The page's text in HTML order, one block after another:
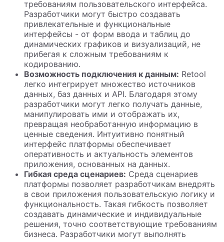
требованиям пользовательского интерфейса.
Разработчики могут быстро создавать
привлекательные и функциональные
интерфейсы - от форм ввода и таблиц до
динамических графиков и визуализаций, не
прибегая к сложным требованиям к
кодированию.
Возможность подключения к данным: Retool
легко интегрирует множество источников
данных, баз данных и API. Благодаря этому
разработчики могут легко получать данные,
манипулировать ими и отображать их,
превращая необработанную информацию в
ценные сведения. Интуитивно понятный
интерфейс платформы обеспечивает
оперативность и актуальность элементов
приложения, основанных на данных.
Гибкая среда сценариев: Среда сценариев
платформы позволяет разработчикам внедрять
в свои приложения пользовательскую логику и
функциональность. Такая гибкость позволяет
создавать динамические и индивидуальные
решения, точно соответствующие требованиям
бизнеса. Разработчики могут выполнять